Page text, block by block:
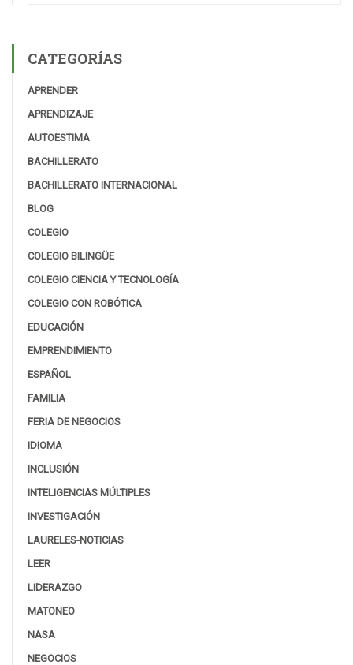
CATEGORÍAS
APRENDER
APRENDIZAJE
AUTOESTIMA
BACHILLERATO
BACHILLERATO INTERNACIONAL
BLOG
COLEGIO
COLEGIO BILINGÜE
COLEGIO CIENCIA Y TECNOLOGÍA
COLEGIO CON ROBÓTICA
EDUCACIÓN
EMPRENDIMIENTO
ESPAÑOL
FAMILIA
FERIA DE NEGOCIOS
IDIOMA
INCLUSIÓN
INTELIGENCIAS MÚLTIPLES
INVESTIGACIÓN
LAURELES-NOTICIAS
LEER
LIDERAZGO
MATONEO
NASA
NEGOCIOS